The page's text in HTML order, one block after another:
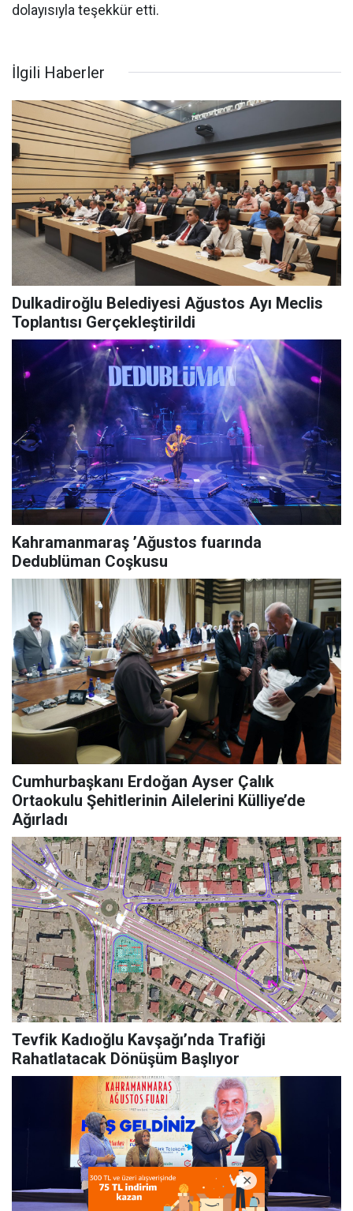
dolayısıyla teşekkür etti.
İlgili Haberler
Dulkadiroğlu Belediyesi Ağustos Ayı Meclis
Toplantısı Gerçekleştirildi
Kahramanmaraş ’Ağustos fuarında
Dedublüman Coşkusu
Cumhurbaşkanı Erdoğan Ayser Çalık
Ortaokulu Şehitlerinin Ailelerini Külliye’de
Ağırladı
Tevfik Kadıoğlu Kavşağı’nda Trafiği
Rahatlatacak Dönüşüm Başlıyor